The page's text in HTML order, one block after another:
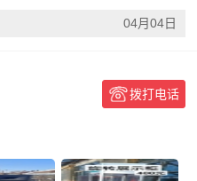
04月04日
拨打电话